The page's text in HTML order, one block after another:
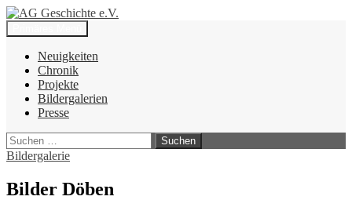
Zum
Inhalt
springen
AG Geschichte e.V.
Suchen
Neuigkeiten
Chronik
Projekte
Bildergalerien
Presse
Suchen
nach:
Bildergalerie
Bilder Döben